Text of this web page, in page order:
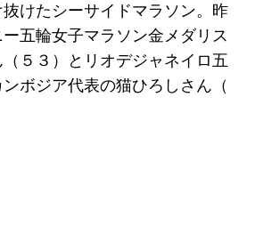
けたシーサイドマラソン。昨
五輪女子マラソン金メダリス
（５３）とリオデジャネイロ五
ボジア代表の猫ひろしさん（